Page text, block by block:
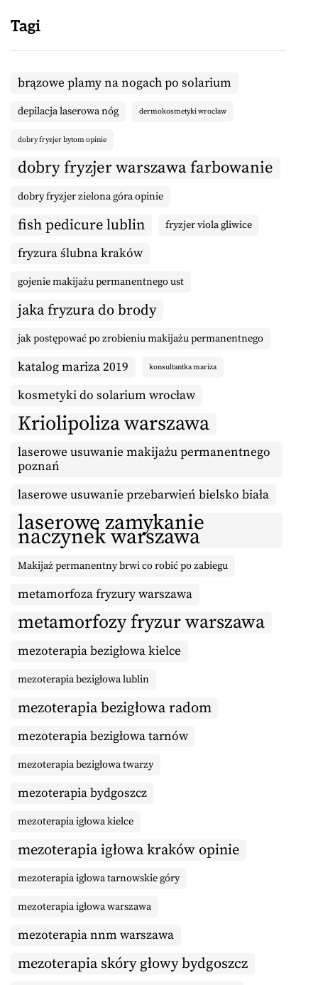
Tagi
brązowe plamy na nogach po solarium
depilacja laserowa nóg dermokosmetyki wrocław
dobry fryzjer bytom opinie
dobry fryzjer warszawa farbowanie
dobry fryzjer zielona góra opinie
fish pedicure lublin fryzjer viola gliwice
fryzura ślubna kraków
gojenie makijażu permanentnego ust
jaka fryzura do brody
jak postępować po zrobieniu makijażu permanentnego
katalog mariza 2019 konsultantka mariza
kosmetyki do solarium wrocław
Kriolipoliza warszawa
laserowe usuwanie makijażu permanentnego
poznań
laserowe usuwanie przebarwień bielsko biała
laserowe zamykanie
naczynek warszawa
Makijaż permanentny brwi co robić po zabiegu
metamorfoza fryzury warszawa
metamorfozy fryzur warszawa
mezoterapia bezigłowa kielce
mezoterapia bezigłowa lublin
mezoterapia bezigłowa radom
mezoterapia bezigłowa tarnów
mezoterapia bezigłowa twarzy
mezoterapia bydgoszcz
mezoterapia igłowa kielce
mezoterapia igłowa kraków opinie
mezoterapia igłowa tarnowskie góry
mezoterapia igłowa warszawa
mezoterapia nnm warszawa
mezoterapia skóry głowy bydgoszcz